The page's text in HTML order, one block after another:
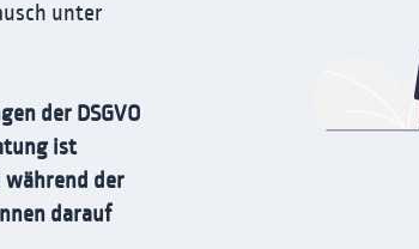
unter
der DSGVO
ist
während der
darauf